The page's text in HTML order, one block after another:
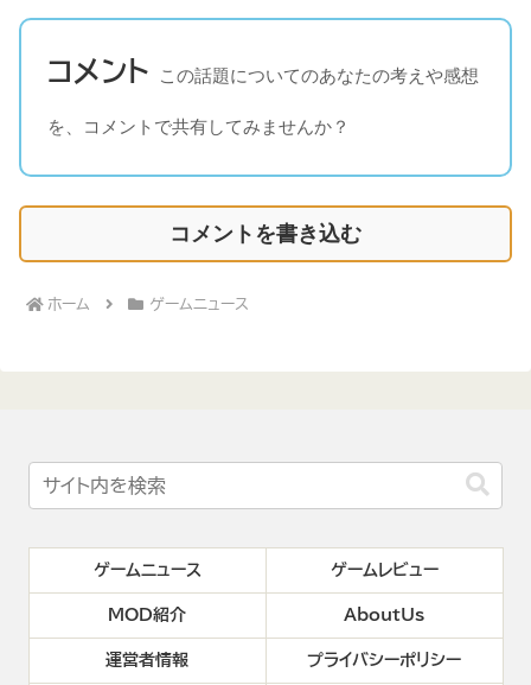
コメント この話題についてのあなたの考えや感想
を、コメントで共有してみませんか？
コメントを書き込む
ホーム ゲームニュース
ゲームニュース ゲームレビュー
MOD紹介 AboutUs
運営者情報 プライバシーポリシー